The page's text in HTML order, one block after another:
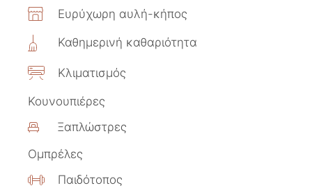
Ευρύχωρη αυλή-κήπος
Καθημερινή καθαριότητα
Κλιματισμός
Κουνουπιέρες
Ξαπλώστρες
Ομπρέλες
Παιδότοπος